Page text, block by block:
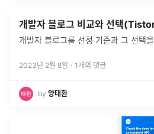
개발자 블로그 비교와 선택
개발자 블로그를 선정 기준과 그 선택
2023년 2월 8일 · 1 개의 댓글
by 양태환